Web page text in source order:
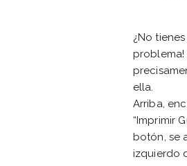
¿No
problema!
ella.
Arriba,
“Imprimir
botón, se
izquierdo